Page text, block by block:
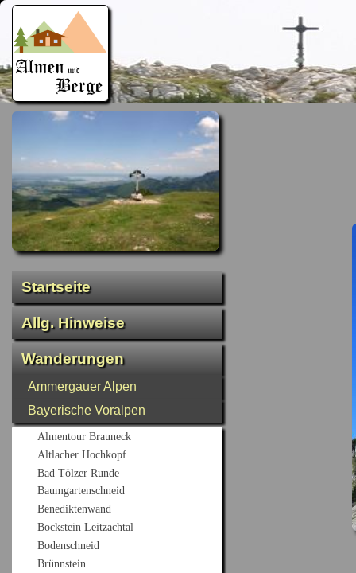
Startseite
Allg. Hinweise
Wanderungen
Ammergauer Alpen
Bayerische Voralpen